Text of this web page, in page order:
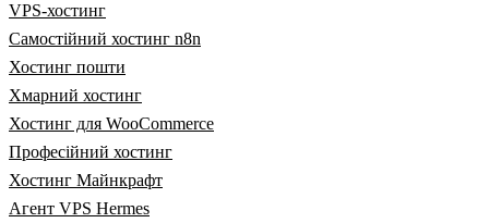
VPS-хостинг
Самостійний хостинг n8n
Хостинг пошти
Хмарний хостинг
Хостинг для WooCommerce
Професійний хостинг
Хостинг Майнкрафт
Агент VPS Hermes